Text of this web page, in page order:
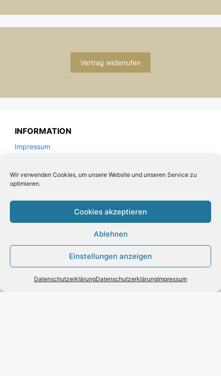
Wir verwenden Cookies, um unsere Website und unseren Service zu
optimieren.
Cookies akzeptieren
Ablehnen
Einstellungen anzeigen
DatenschutzerklärungDatenschutzerklärungImpressum
Vertrag widerrufen
INFORMATION
Impressum
Allgemeine Geschäftsbedingungen und
Kundeninformationen
Datenschutzerklärung
Kontakt
Widerrufsrecht für Verbraucher